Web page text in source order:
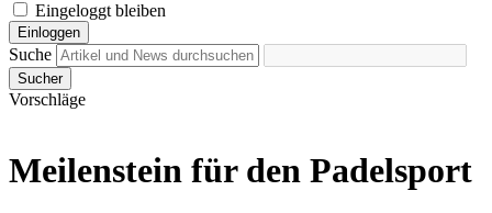
Eingeloggt bleiben
Einloggen
Suche
Sucher
Vorschläge
Meilenstein für den Padelsport